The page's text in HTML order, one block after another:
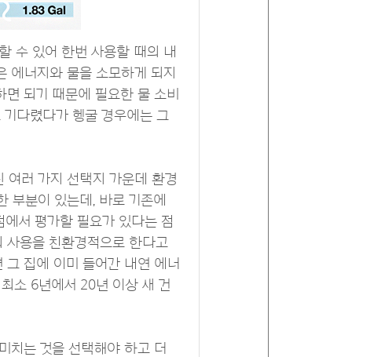
수 있어 한번 사용할 때의 내
에너지와 물을 소모하게 되지
되기 때문에 필요한 물 소비
다렸다가 헹굴 경우에는 그
여러 가지 선택지 가운데 환경
부분이 있는데, 바로 기존에
서 평가할 필요가 있다는 점
사용을 친환경적으로 한다고
그 집에 이미 들어간 내연 에너
소 6년에서 20년 이상 새 건
치는 것을 선택해야 하고 더